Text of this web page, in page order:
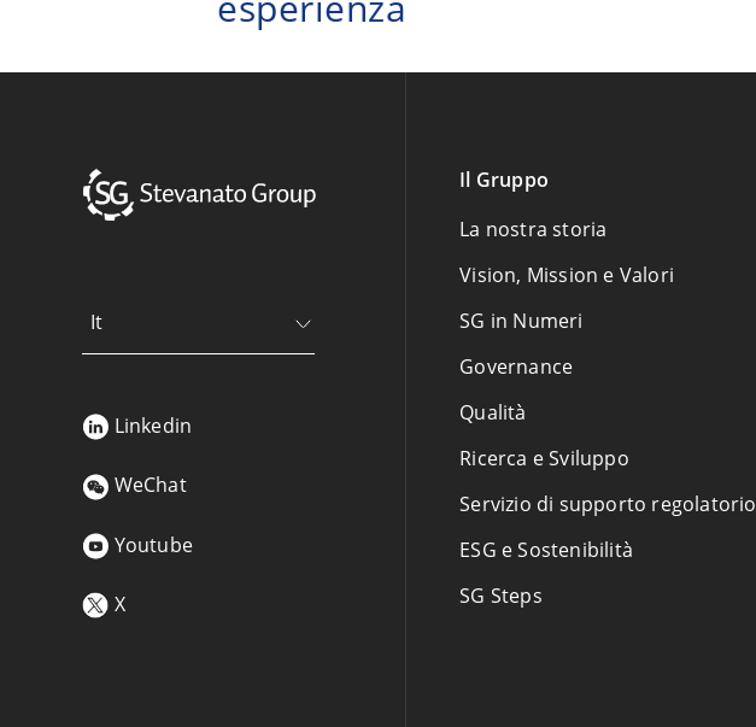
It
Linkedin
WeChat
Youtube
X
Il Gruppo
La nostra storia
Vision, Mission e Valori
SG in Numeri
Governance
Qualità
Ricerca e Sviluppo
Servizio di supporto regolatorio
ESG e Sostenibilità
SG Steps